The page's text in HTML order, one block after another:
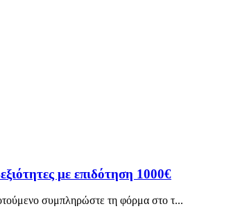
με επιδότηση 1000€
συμπληρώστε τη φόρμα στο τ...